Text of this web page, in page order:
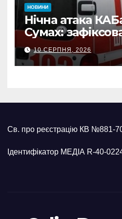
НОВИНИ
Нічна атака
Сумах:
влучань,
п’ятеро
10 СЕРПНЯ, 2026
Св. про реєстрацію КВ №881-
Ідентифікатор МЕДІА R-40-